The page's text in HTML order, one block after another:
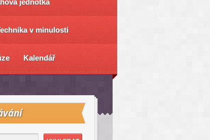
jednotka
v minulosti
Kalendář